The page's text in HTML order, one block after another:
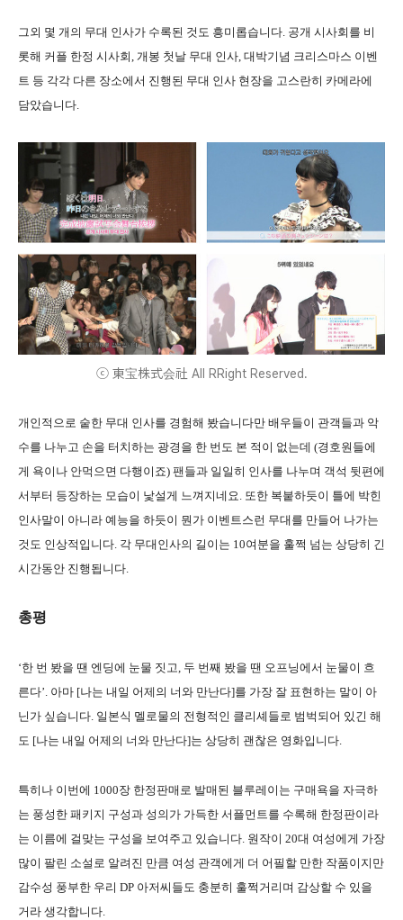
그외 몇 개의 무대 인사가 수록된 것도 흥미롭습니다. 공개 시사회를 비
롯해 커플 한정 시사회, 개봉 첫날 무대 인사, 대박기념 크리스마스 이벤
트 등 각각 다른 장소에서 진행된 무대 인사 현장을 고스란히 카메라에
담았습니다.
ⓒ 東宝株式会社 All RRight Reserved.
개인적으로 숱한 무대 인사를 경험해 봤습니다만 배우들이 관객들과 악
수를 나누고 손을 터치하는 광경을 한 번도 본 적이 없는데 (경호원들에
게 욕이나 안먹으면 다행이죠) 팬들과 일일히 인사를 나누며 객석 뒷편에
서부터 등장하는 모습이 낯설게 느껴지네요. 또한 복붙하듯이 틀에 박힌
인사말이 아니라 예능을 하듯이 뭔가 이벤트스런 무대를 만들어 나가는
것도 인상적입니다. 각 무대인사의 길이는 10여분을 훌쩍 넘는 상당히 긴
시간동안 진행됩니다.
총평
‘한 번 봤을 땐 엔딩에 눈물 짓고, 두 번째 봤을 땐 오프닝에서 눈물이 흐
른다’. 아마 [나는 내일 어제의 너와 만난다]를 가장 잘 표현하는 말이 아
닌가 싶습니다. 일본식 멜로물의 전형적인 클리셰들로 범벅되어 있긴 해
도 [나는 내일 어제의 너와 만난다]는 상당히 괜찮은 영화입니다.
특히나 이번에 1000장 한정판매로 발매된 블루레이는 구매욕을 자극하
는 풍성한 패키지 구성과 성의가 가득한 서플먼트를 수록해 한정판이라
는 이름에 걸맞는 구성을 보여주고 있습니다. 원작이 20대 여성에게 가장
많이 팔린 소설로 알려진 만큼 여성 관객에게 더 어필할 만한 작품이지만
감수성 풍부한 우리 DP 아저씨들도 충분히 훌쩍거리며 감상할 수 있을
거라 생각합니다.